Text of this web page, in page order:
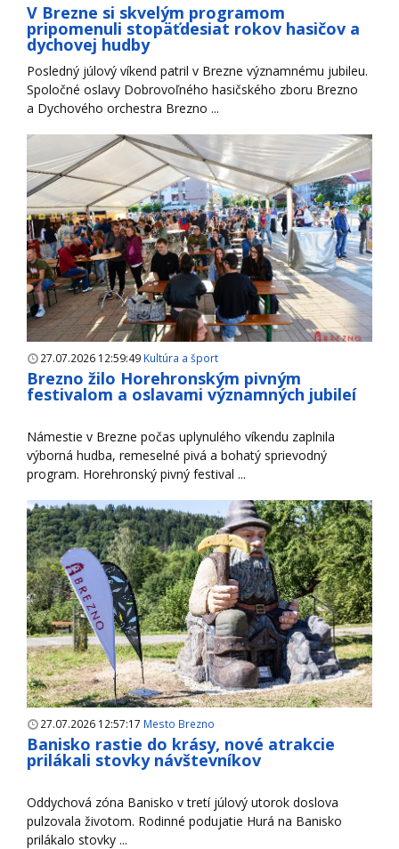
V Brezne si skvelým programom
pripomenuli stopäťdesiat rokov hasičov a
dychovej hudby
Posledný júlový víkend patril v Brezne významnému jubileu.
Spoločné oslavy Dobrovoľného hasičského zboru Brezno
a Dychového orchestra Brezno ...
27.07.2026 12:59:49 Kultúra a šport
Brezno žilo Horehronským pivným
festivalom a oslavami významných jubileí
Námestie v Brezne počas uplynulého víkendu zaplnila
výborná hudba, remeselné pivá a bohatý sprievodný
program. Horehronský pivný festival ...
27.07.2026 12:57:17 Mesto Brezno
Banisko rastie do krásy, nové atrakcie
prilákali stovky návštevníkov
Oddychová zóna Banisko v tretí júlový utorok doslova
pulzovala životom. Rodinné podujatie Hurá na Banisko
prilákalo stovky ...